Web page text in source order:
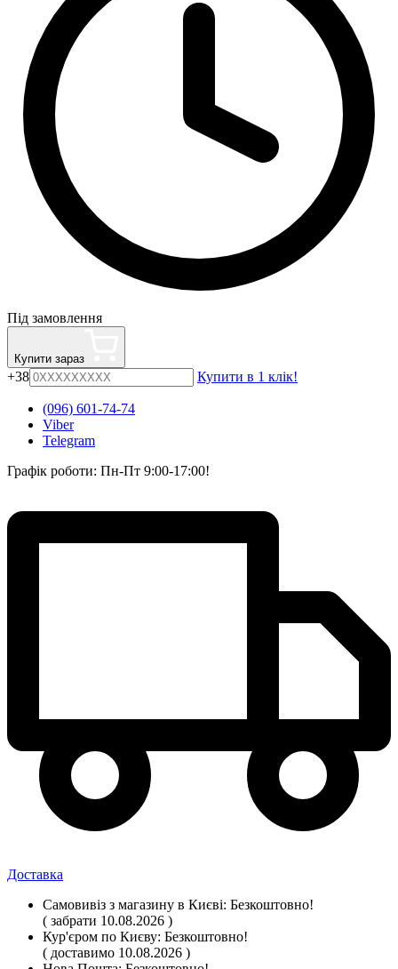
Під замовлення
Купити зараз
+38 Купити в 1 клік!
(096) 601-74-74
Viber
Telegram
Графік роботи: Пн-Пт 9:00-17:00!
Доставка
Самовивіз з магазину в Києві: Безкоштовно!
( забрати 10.08.2026 )
Кур'єром по Києву: Безкоштовно!
( доставимо 10.08.2026 )